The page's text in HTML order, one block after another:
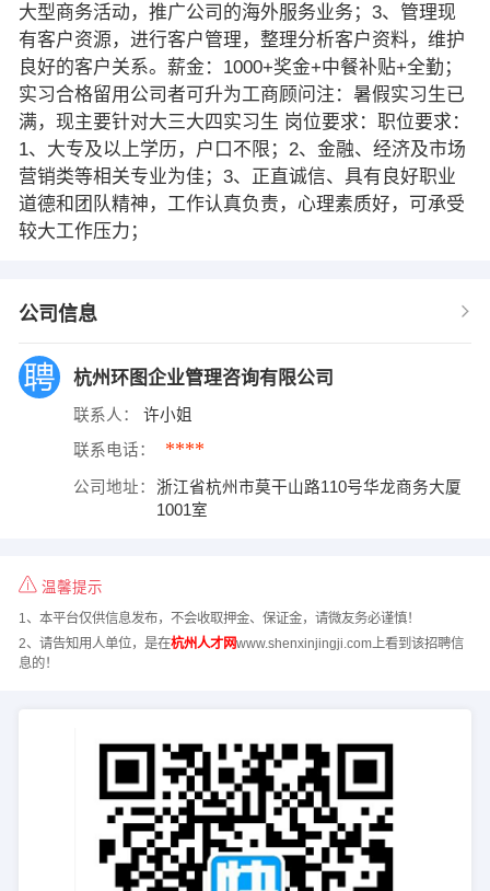
大型商务活动，推广公司的海外服务业务；3、管理现
有客户资源，进行客户管理，整理分析客户资料，维护
良好的客户关系。薪金：1000+奖金+中餐补贴+全勤；
实习合格留用公司者可升为工商顾问注：暑假实习生已
满，现主要针对大三大四实习生 岗位要求：职位要求：
1、大专及以上学历，户口不限；2、金融、经济及市场
营销类等相关专业为佳；3、正直诚信、具有良好职业
道德和团队精神，工作认真负责，心理素质好，可承受
较大工作压力；
公司信息
杭州环图企业管理咨询有限公司
联系人： 许小姐
联系电话： ****
公司地址：
浙江省杭州市莫干山路110号华龙商务大厦
1001室
温馨提示
1、本平台仅供信息发布，不会收取押金、保证金，请微友务必谨慎！
2、请告知用人单位，是在杭州人才网www.shenxinjingji.com上看到该招聘信
息的！